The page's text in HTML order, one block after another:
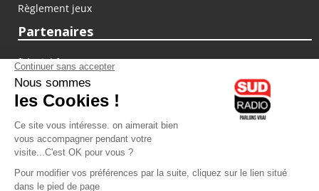
Règlement jeux
Partenaires
fiducial.fr
lyoncapitale.fr
olympique-et-lyonnais.com
L'application Iphone / Android
Téléchargez l'application